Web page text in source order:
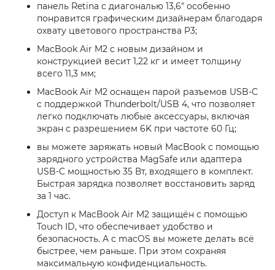
панель Retina с диагональю 13,6" особенно
понравится графическим дизайнерам благодаря
охвату цветового пространства P3;
MacBook Air M2 с новым дизайном и
конструкцией весит 1,22 кг и имеет толщину
всего 11,3 мм;
MacBook Air M2 оснащен парой разъемов USB-C
с поддержкой Thunderbolt/USB 4, что позволяет
легко подключать любые аксессуары, включая
экран с разрешением 6K при частоте 60 Гц;
вы можете заряжать новый MacBook с помощью
зарядного устройства MagSafe или адаптера
USB-C мощностью 35 Вт, входящего в комплект.
Быстрая зарядка позволяет восстановить заряд
за 1 час.
Доступ к MacBook Air M2 защищён с помощью
Touch ID, что обеспечивает удобство и
безопасность. А с macOS вы можете делать всё
быстрее, чем раньше. При этом сохраняя
максимальную конфиденциальность.